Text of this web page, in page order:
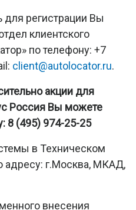
для регистрации Вы
клиентского
по телефону: +7
client@autolocator.ru.
акции для
Россия Вы можете
8 (495) 974-25-25
в Техническом
адресу: г.Москва, МКАД,
внесения